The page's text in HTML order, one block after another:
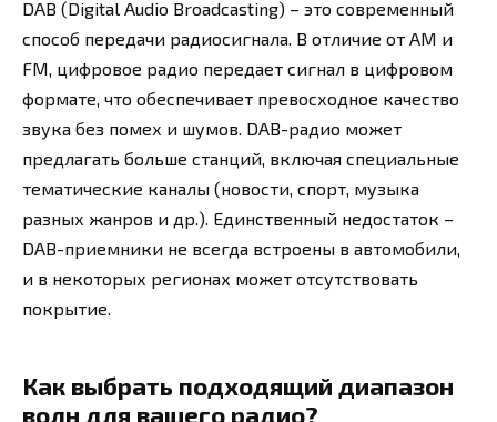
DAB (Digital Audio Broadcasting) – это современный
способ передачи радиосигнала. В отличие от AM и
FM, цифровое радио передает сигнал в цифровом
формате, что обеспечивает превосходное качество
звука без помех и шумов. DAB-радио может
предлагать больше станций, включая специальные
тематические каналы (новости, спорт, музыка
разных жанров и др.). Единственный недостаток –
DAB-приемники не всегда встроены в автомобили,
и в некоторых регионах может отсутствовать
покрытие.
Как выбрать подходящий диапазон
волн для вашего радио?